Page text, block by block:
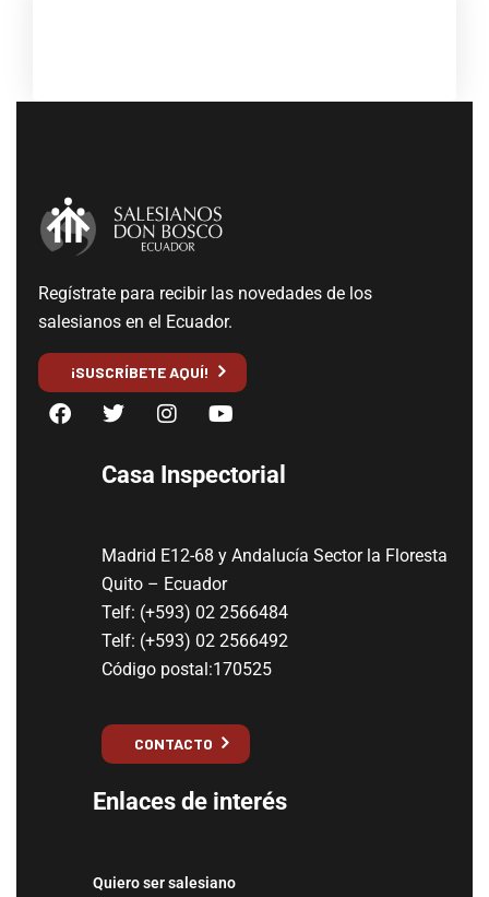
Regístrate para recibir las novedades de los
salesianos en el Ecuador.
¡SUSCRÍBETE AQUÍ!
Casa Inspectorial
Madrid E12-68 y Andalucía Sector la Floresta
Quito – Ecuador
Telf: (+593) 02 2566484
Telf: (+593) 02 2566492
Código postal:170525
CONTACTO
Enlaces de interés
Quiero ser salesiano